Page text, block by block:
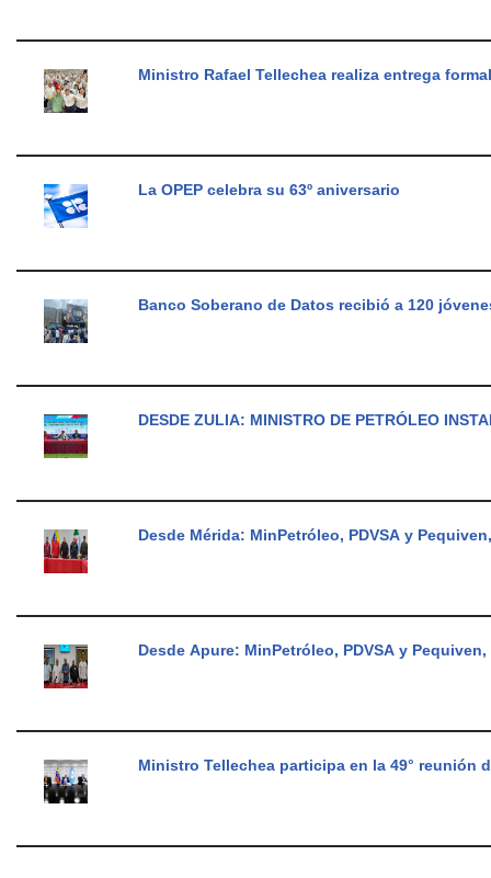
Ministro Rafael Tellechea realiza entrega
La OPEP celebra su 63º aniversario
Banco Soberano de Datos recibió a 120
DESDE ZULIA: MINISTRO DE PETRÓLEO
Desde Mérida: MinPetróleo, PDVSA y
Desde Apure: MinPetróleo, PDVSA y
Ministro Tellechea participa en la 49° reunión